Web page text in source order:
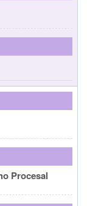
Procesal